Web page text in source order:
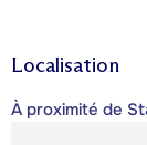
Localisation
À proximité de